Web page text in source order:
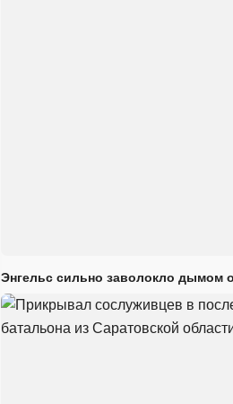
Энгельс сильно заволокло дымом